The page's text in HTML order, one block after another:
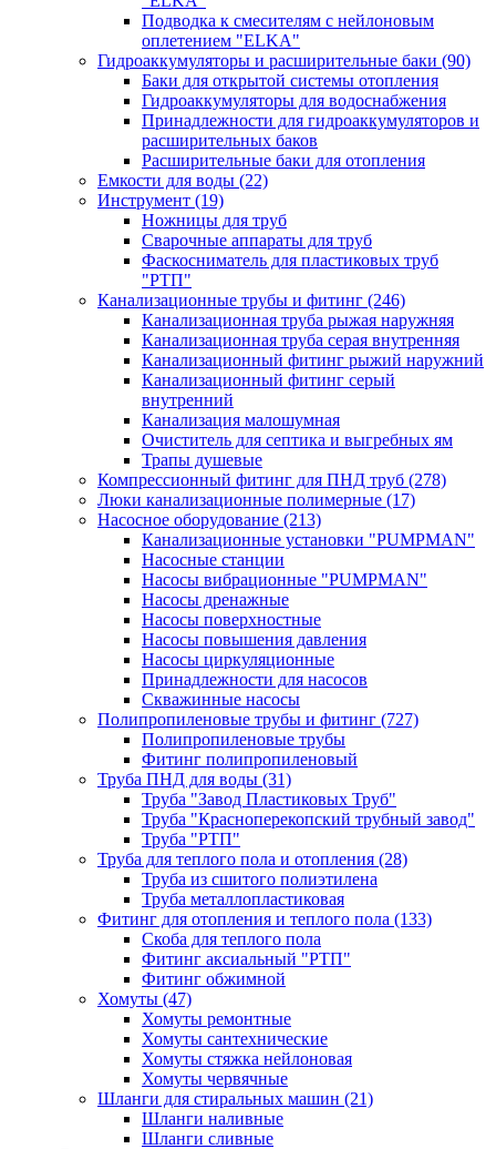
Подводка к смесителям с нейлоновым
оплетением "ELKA"
Гидроаккумуляторы и расширительные баки (90)
Баки для открытой системы отопления
Гидроаккумуляторы для водоснабжения
Принадлежности для гидроаккумуляторов и
расширительных баков
Расширительные баки для отопления
Емкости для воды (22)
Инструмент (19)
Ножницы для труб
Сварочные аппараты для труб
Фаскосниматель для пластиковых труб
"РТП"
Канализационные трубы и фитинг (246)
Канализационная труба рыжая наружняя
Канализационная труба серая внутренняя
Канализационный фитинг рыжий наружний
Канализационный фитинг серый
внутренний
Канализация малошумная
Очиститель для септика и выгребных ям
Трапы душевые
Компрессионный фитинг для ПНД труб (278)
Люки канализационные полимерные (17)
Насосное оборудование (213)
Канализационные установки "PUMPMAN"
Насосные станции
Насосы вибрационные "PUMPMAN"
Насосы дренажные
Насосы поверхностные
Насосы повышения давления
Насосы циркуляционные
Принадлежности для насосов
Скважинные насосы
Полипропиленовые трубы и фитинг (727)
Полипропиленовые трубы
Фитинг полипропиленовый
Труба ПНД для воды (31)
Труба "Завод Пластиковых Труб"
Труба "Красноперекопский трубный завод"
Труба "РТП"
Труба для теплого пола и отопления (28)
Труба из сшитого полиэтилена
Труба металлопластиковая
Фитинг для отопления и теплого пола (133)
Скоба для теплого пола
Фитинг аксиальный "РТП"
Фитинг обжимной
Хомуты (47)
Хомуты ремонтные
Хомуты сантехнические
Хомуты стяжка нейлоновая
Хомуты червячные
Шланги для стиральных машин (21)
Шланги наливные
Шланги сливные